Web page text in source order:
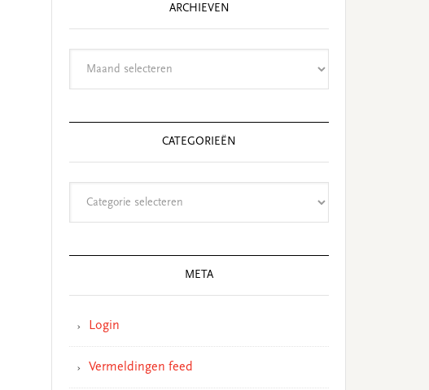
ARCHIEVEN
CATEGORIEËN
META
Login
Vermeldingen feed